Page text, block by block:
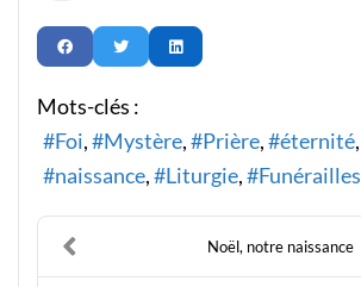
Mots-clés :
Foi
Mystère Prière éternité
naissance
Liturgie Funérailles
Noël, notre naissance